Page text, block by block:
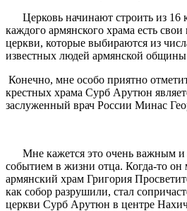
Церковь начинают строить из 16
каждого армянского храма есть
церкви, которые выбираются из
известных людей армянской
Конечно, мне особо приятно
крестных храма Сурб Арутюн
заслуженный врач России Минас
Мне кажется это очень важным и
событием в жизни отца. Когда-то он
армянский храм Григория
как собор разрушили, стал
церкви Сурб Арутюн в центре